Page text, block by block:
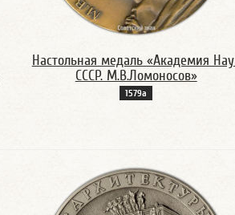
Настольная медаль «Академия
СССР. М.В.Ломоносов»
1579а